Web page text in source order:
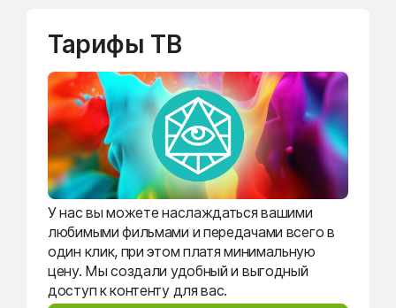
Тарифы ТВ
У нас вы можете наслаждаться вашими
любимыми фильмами и передачами всего в
один клик, при этом платя минимальную
цену. Мы создали удобный и выгодный
доступ к контенту для вас.